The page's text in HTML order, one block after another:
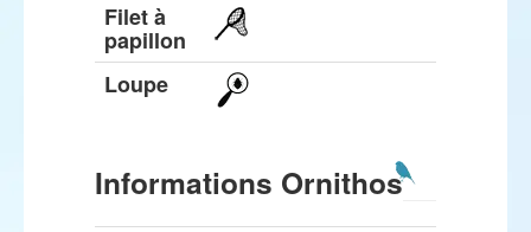
Filet à
papillon
Loupe
Informations Ornithos